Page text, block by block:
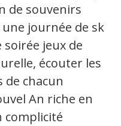
de souvenirs
journée de ski,
jeux de
écouter les
de chacun
An riche en
complicité